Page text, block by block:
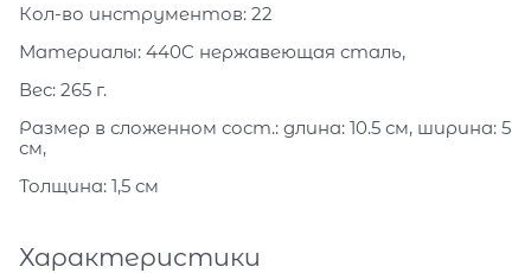
Кол-во инструментов: 22
Материалы: 440C нержавеющая сталь,
Вес: 265 г.
Размер в сложенном сост.: длина: 10.5 см, ширина: 5
см,
Толщина: 1,5 см
Характеристики